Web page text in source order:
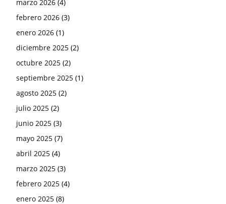
marzo 2026 (4)
febrero 2026 (3)
enero 2026 (1)
diciembre 2025 (2)
octubre 2025 (2)
septiembre 2025 (1)
agosto 2025 (2)
julio 2025 (2)
junio 2025 (3)
mayo 2025 (7)
abril 2025 (4)
marzo 2025 (3)
febrero 2025 (4)
enero 2025 (8)